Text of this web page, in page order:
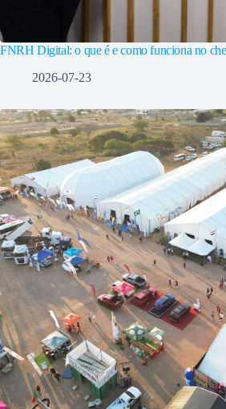
FNRH Digital: o que é e como funciona no
2026-07-23